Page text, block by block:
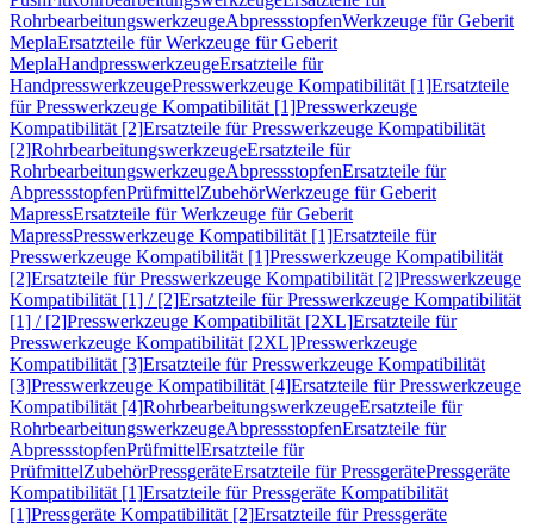
RohrbearbeitungswerkzeugeAbpressstopfenWerkzeuge für Geberit
MeplaErsatzteile für Werkzeuge für Geberit
MeplaHandpresswerkzeugeErsatzteile für
HandpresswerkzeugePresswerkzeuge Kompatibilität [1]Ersatzteile
für Presswerkzeuge Kompatibilität [1]Presswerkzeuge
Kompatibilität [2]Ersatzteile für Presswerkzeuge Kompatibilität
[2]RohrbearbeitungswerkzeugeErsatzteile für
RohrbearbeitungswerkzeugeAbpressstopfenErsatzteile für
AbpressstopfenPrüfmittelZubehörWerkzeuge für Geberit
MapressErsatzteile für Werkzeuge für Geberit
MapressPresswerkzeuge Kompatibilität [1]Ersatzteile für
Presswerkzeuge Kompatibilität [1]Presswerkzeuge Kompatibilität
[2]Ersatzteile für Presswerkzeuge Kompatibilität [2]Presswerkzeuge
Kompatibilität [1] / [2]Ersatzteile für Presswerkzeuge Kompatibilität
[1] / [2]Presswerkzeuge Kompatibilität [2XL]Ersatzteile für
Presswerkzeuge Kompatibilität [2XL]Presswerkzeuge
Kompatibilität [3]Ersatzteile für Presswerkzeuge Kompatibilität
[3]Presswerkzeuge Kompatibilität [4]Ersatzteile für Presswerkzeuge
Kompatibilität [4]RohrbearbeitungswerkzeugeErsatzteile für
RohrbearbeitungswerkzeugeAbpressstopfenErsatzteile für
AbpressstopfenPrüfmittelErsatzteile für
PrüfmittelZubehörPressgeräteErsatzteile für PressgerätePressgeräte
Kompatibilität [1]Ersatzteile für Pressgeräte Kompatibilität
[1]Pressgeräte Kompatibilität [2]Ersatzteile für Pressgeräte